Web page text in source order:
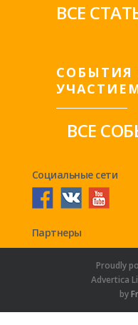
ВСЕ
ВСЕ
Социальные сети
Партнеры
Proudly
Advertica
by